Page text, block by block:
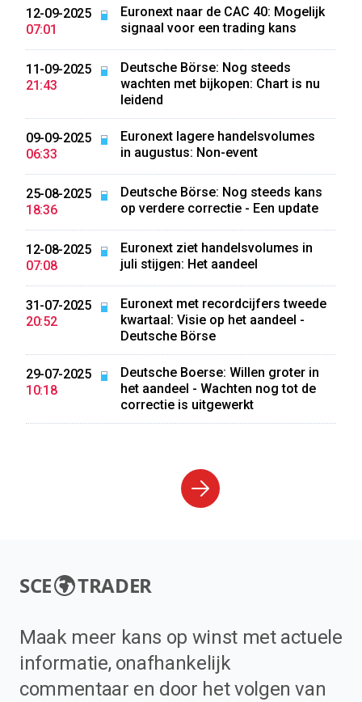
12-09-2025
07:01
Euronext naar de CAC 40: Mogelijk
signaal voor een trading kans
11-09-2025
21:43
Deutsche Börse: Nog steeds
wachten met bijkopen: Chart is nu
leidend
09-09-2025
06:33
Euronext lagere handelsvolumes
in augustus: Non-event
25-08-2025
18:36
Deutsche Börse: Nog steeds kans
op verdere correctie - Een update
12-08-2025
07:08
Euronext ziet handelsvolumes in
juli stijgen: Het aandeel
31-07-2025
20:52
Euronext met recordcijfers tweede
kwartaal: Visie op het aandeel -
Deutsche Börse
29-07-2025
10:18
Deutsche Boerse: Willen groter in
het aandeel - Wachten nog tot de
correctie is uitgewerkt
SCE TRADER
Maak meer kans op winst met actuele
informatie, onafhankelijk
commentaar en door het volgen van